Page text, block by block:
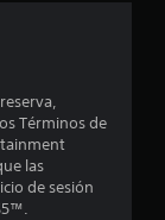
Términos de
las
de sesión